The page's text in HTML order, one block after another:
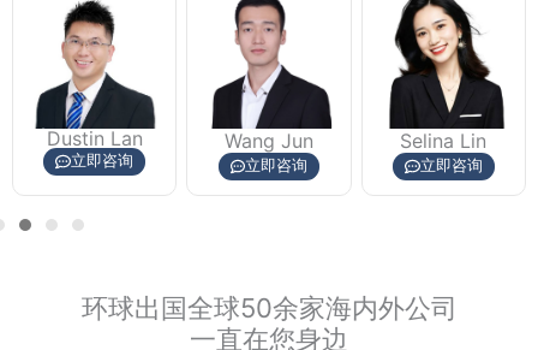
Wang Jun
立即咨询
Selina Lin
立即咨询
Hannah Ma
立即咨询
环球出国全球50余家海内外公司
一直在您身边